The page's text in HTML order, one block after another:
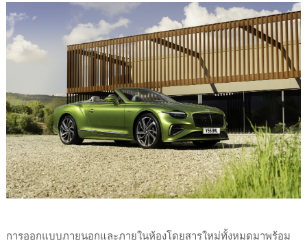
การออกแบบภายนอกและภายในห้องโดยสารใหม่ทั้งหมดมาพร้อม